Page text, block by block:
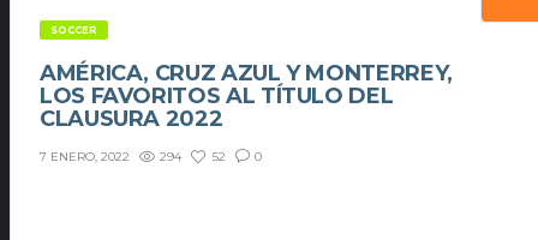
SOCCER
AMÉRICA, CRUZ AZUL Y MONTERREY,
LOS FAVORITOS AL TÍTULO DEL
CLAUSURA 2022
7 ENERO, 2022 294 52 0